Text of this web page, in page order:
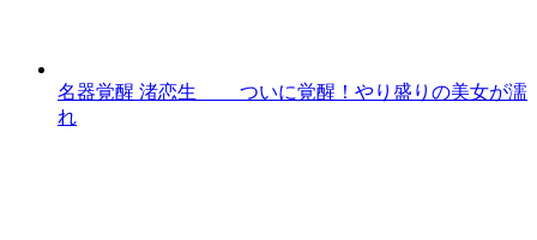
名器覚醒 渚恋生 ついに覚醒！やり盛りの美女が濡
れ